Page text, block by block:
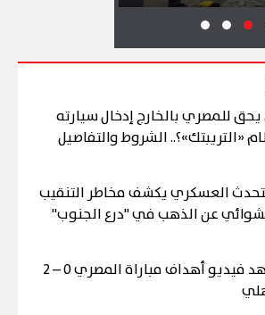
للمصري بالخارج إدخال سيارته
«التريبتك»؟.. الشروط والتفاصيل
العسكري يكشف مخاطر التنقيب
عن الذهب في "درع الجنوب"
شاهد فيديو أهداف مباراة المصري 0 – 2